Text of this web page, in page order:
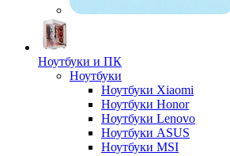
Ноутбуки и ПК
Ноутбуки
Ноутбуки Xiaomi
Ноутбуки Honor
Ноутбуки Lenovo
Ноутбуки ASUS
Ноутбуки MSI